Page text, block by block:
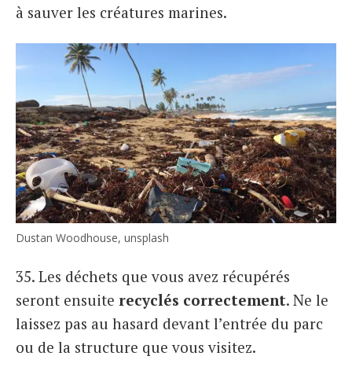
à sauver les créatures marines.
Dustan Woodhouse, unsplash
35. Les déchets que vous avez récupérés
seront ensuite recyclés correctement. Ne le
laissez pas au hasard devant l’entrée du parc
ou de la structure que vous visitez.